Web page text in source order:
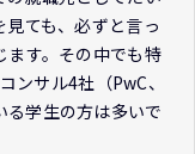
ても、必ずと言っ
ます。その中でも特
ンサル4社（PwC、
学生の方は多いで